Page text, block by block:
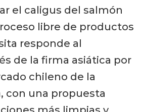
el caligus del salmón
libre de productos
responde al
de la firma asiática por
chileno de la
con una propuesta